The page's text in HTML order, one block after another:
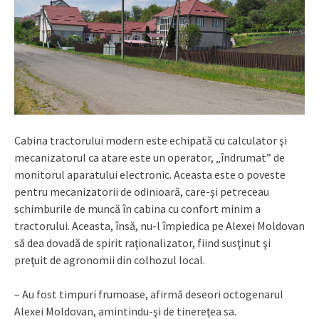
Cabina tractorului modern este echipată cu calculator şi
mecanizatorul ca atare este un operator, „îndrumat” de
monitorul aparatului electronic. Aceasta este o poveste
pentru mecanizatorii de odinioară, care-şi petreceau
schimburile de muncă în cabina cu confort minim a
tractorului. Aceasta, însă, nu-l împiedica pe Alexei Moldovan
să dea dovadă de spirit raţionalizator, fiind susţinut şi
preţuit de agronomii din colhozul local.
– Au fost timpuri frumoase, afirmă deseori octogenarul
Alexei Moldovan, amintindu-şi de tinereţea sa.